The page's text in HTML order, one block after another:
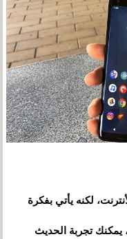
لكنه يأتي بفكرة
يمكنك تجربة الحديث